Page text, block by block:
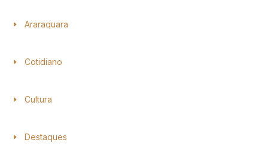
Araraquara
Cotidiano
Cultura
Destaques